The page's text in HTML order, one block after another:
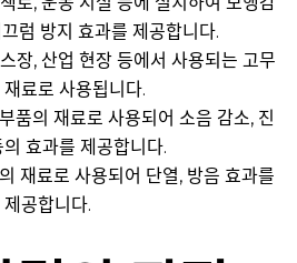
럼 방지 효과를 제공합니다.
장, 산업 현장 등에서 사용되는 고무
재료로 사용됩니다.
품의 재료로 사용되어 소음 감소, 진
효과를 제공합니다.
재료로 사용되어 단열, 방음 효과를
제공합니다.